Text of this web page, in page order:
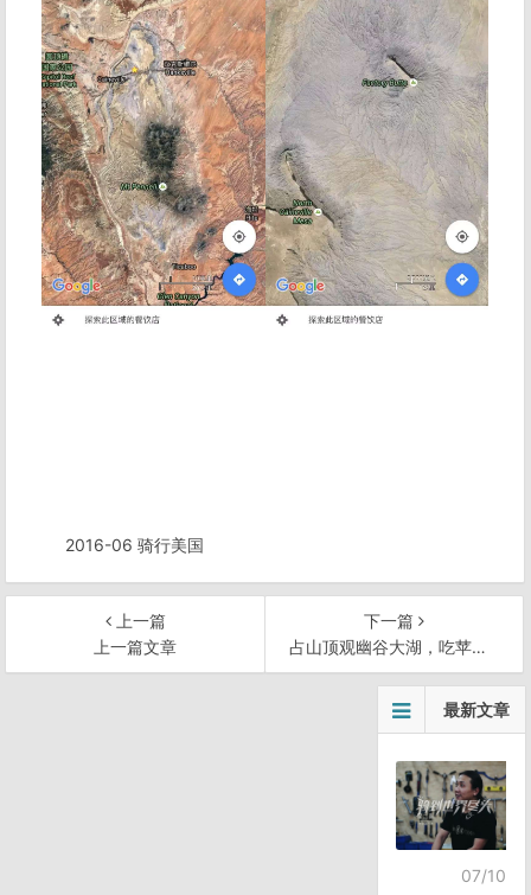
2016-06 骑行美国
上一篇
上一篇文章
下一篇
占山顶观幽谷大湖，吃苹果扎营装逼处
最新文章
07/10